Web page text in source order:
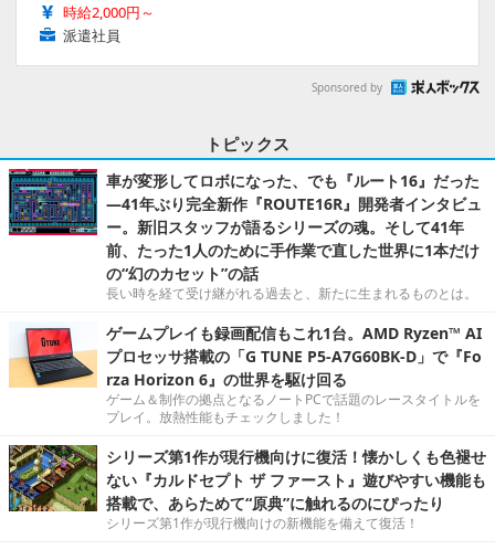
時給2,000円～
派遣社員
Sponsored by
トピックス
車が変形してロボになった、でも『ルート16』だった
―41年ぶり完全新作『ROUTE16R』開発者インタビュ
ー。新旧スタッフが語るシリーズの魂。そして41年
前、たった1人のために手作業で直した世界に1本だけ
の“幻のカセット”の話
長い時を経て受け継がれる過去と、新たに生まれるものとは。
ゲームプレイも録画配信もこれ1台。AMD Ryzen™ AI
プロセッサ搭載の「G TUNE P5-A7G60BK-D」で『Fo
rza Horizon 6』の世界を駆け回る
ゲーム＆制作の拠点となるノートPCで話題のレースタイトルを
プレイ。放熱性能もチェックしました！
シリーズ第1作が現行機向けに復活！懐かしくも色褪せ
ない『カルドセプト ザ ファースト』遊びやすい機能も
搭載で、あらためて“原典”に触れるのにぴったり
シリーズ第1作が現行機向けの新機能を備えて復活！